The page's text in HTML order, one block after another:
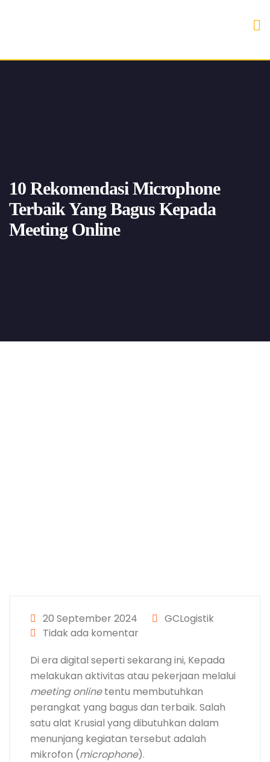
10 Rekomendasi Microphone
Terbaik Yang Bagus Kepada
Meeting Online
20 September 2024
GCLogistik
Tidak ada komentar
Di era digital seperti sekarang ini, Kepada
melakukan aktivitas atau pekerjaan melalui
meeting onlinetentu membutuhkan
perangkat yang bagus dan terbaik. Salah
satu alat Krusial yang dibutuhkan dalam
menunjang kegiatan tersebut adalah
mikrofon (microphone).